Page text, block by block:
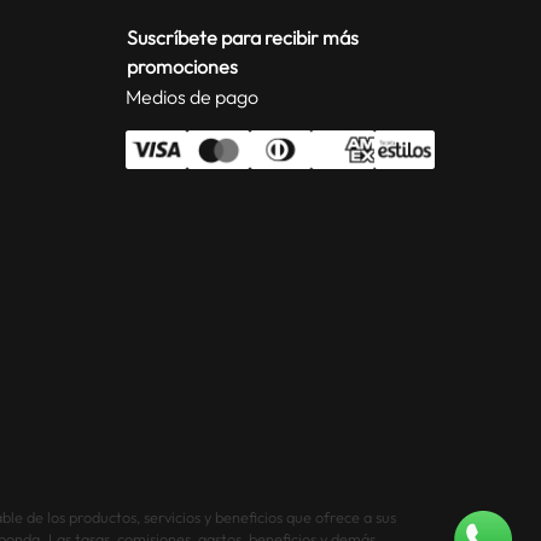
Suscríbete para recibir más
promociones
Medios de pago
de los productos, servicios y beneficios que ofrece a sus